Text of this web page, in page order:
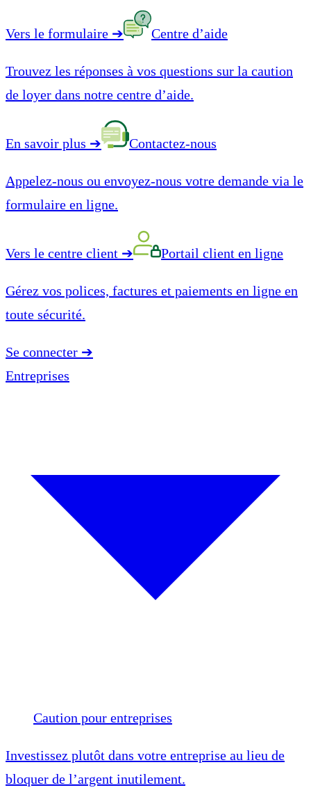
Vers le formulaire ➔ Centre d’aide
Trouvez les réponses à vos questions sur la caution
de loyer dans notre centre d’aide.
En savoir plus ➔ Contactez-nous
Appelez-nous ou envoyez-nous votre demande via le
formulaire en ligne.
Vers le centre client ➔ Portail client en ligne
Gérez vos polices, factures et paiements en ligne en
toute sécurité.
Se connecter ➔
Entreprises
Caution pour entreprises
Investissez plutôt dans votre entreprise au lieu de
bloquer de l’argent inutilement.